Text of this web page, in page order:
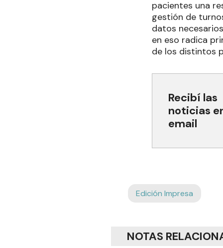
pacientes una
gestión de
datos
en eso radica
de los distintos
Recibí las
noticias
email
Edición Impresa
NOTAS